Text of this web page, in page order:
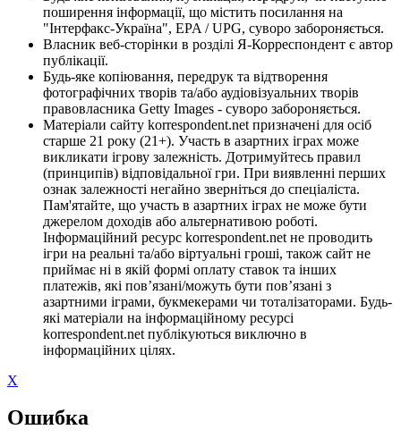
поширення інформації, що містить посилання на
"Інтерфакс-Україна", EPA / UPG, суворо забороняється.
Власник веб-сторінки в розділі Я-Корреспондент є автор
публікації.
Будь-яке копіювання, передрук та відтворення
фотографічних творів та/або аудіовізуальних творів
правовласника Getty Images - суворо забороняється.
Матеріали сайту korrespondent.net призначені для осіб
старше 21 року (21+). Участь в азартних іграх може
викликати ігрову залежність. Дотримуйтесь правил
(принципів) відповідальної гри. При виявленні перших
ознак залежності негайно зверніться до спеціаліста.
Пам'ятайте, що участь в азартних іграх не може бути
джерелом доходів або альтернативою роботі.
Інформаційний ресурс korrespondent.net не проводить
ігри на реальні та/або віртуальні гроші, також сайт не
приймає ні в якій формі оплату ставок та інших
платежів, які пов’язані/можуть бути пов’язані з
азартними іграми, букмекерами чи тоталізаторами. Будь-
які матеріали на інформаційному ресурсі
korrespondent.net публікуються виключно в
інформаційних цілях.
X
Ошибка